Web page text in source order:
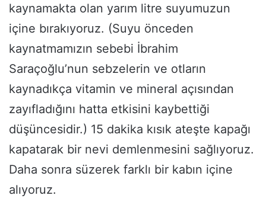
kaynamakta olan yarım litre suyumuzun
içine bırakıyoruz. (Suyu önceden
kaynatmamızın sebebi İbrahim
Saraçoğlu’nun sebzelerin ve otların
kaynadıkça vitamin ve mineral açısından
zayıfladığını hatta etkisini kaybettiği
düşüncesidir.) 15 dakika kısık ateşte kapağı
kapatarak bir nevi demlenmesini sağlıyoruz.
Daha sonra süzerek farklı bir kabın içine
alıyoruz.